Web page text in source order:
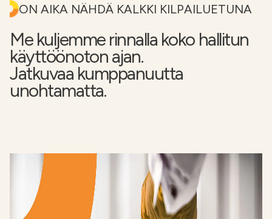
ON AIKA NÄHDÄ KALKKI KILPAILUETUNA
Me kuljemme rinnalla koko hallitun
käyttöönoton ajan.
Jatkuvaa kumppanuutta
unohtamatta.